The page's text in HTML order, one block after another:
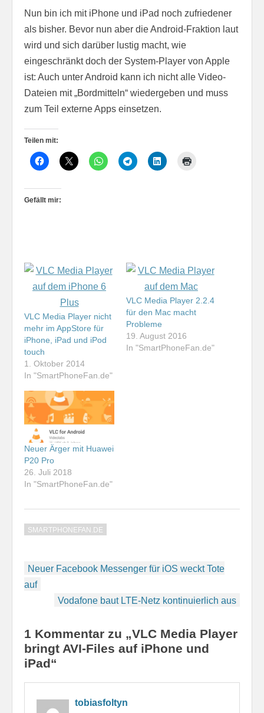
Nun bin ich mit iPhone und iPad noch zufriedener
als bisher. Bevor nun aber die Android-Fraktion laut
wird und sich darüber lustig macht, wie
eingeschränkt doch der System-Player von Apple
ist: Auch unter Android kann ich nicht alle Video-
Dateien mit „Bordmitteln“ wiedergeben und muss
zum Teil externe Apps einsetzen.
Teilen mit:
Gefällt mir:
VLC Media Player nicht
mehr im AppStore für
iPhone, iPad und iPod
touch
1. Oktober 2014
In "SmartPhoneFan.de"
VLC Media Player 2.2.4
für den Mac macht
Probleme
19. August 2016
In "SmartPhoneFan.de"
Neuer Ärger mit Huawei
P20 Pro
26. Juli 2018
In "SmartPhoneFan.de"
SMARTPHONEFAN.DE
Beitragsnavigation
Neuer Facebook Messenger für iOS weckt Tote
auf
Vodafone baut LTE-Netz kontinuierlich aus
1 Kommentar zu „VLC Media Player
bringt AVI-Files auf iPhone und
iPad“
tobiasfoltyn